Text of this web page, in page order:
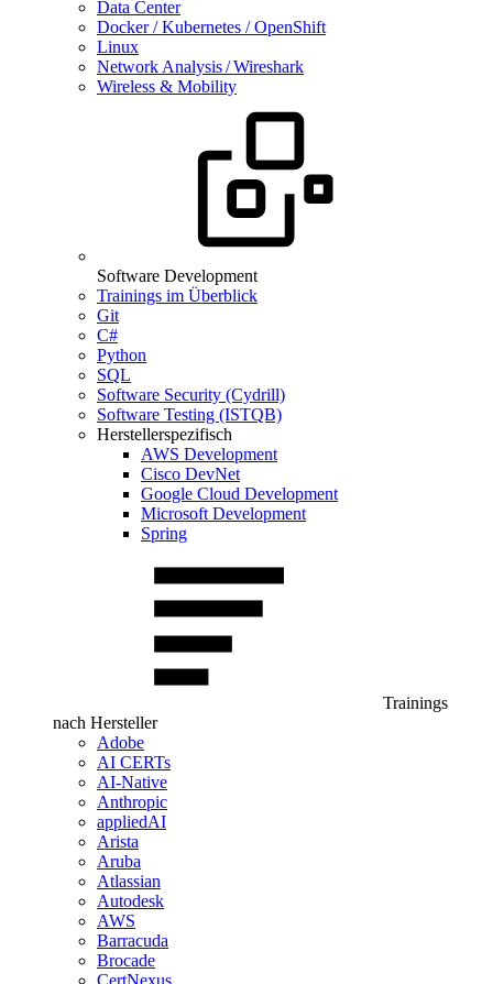
Data Center
Docker / Kubernetes / OpenShift
Linux
Network Analysis / Wireshark
Wireless & Mobility
Software Development
Trainings im Überblick
Git
C#
Python
SQL
Software Security (Cydrill)
Software Testing (ISTQB)
Herstellerspezifisch
AWS Development
Cisco DevNet
Google Cloud Development
Microsoft Development
Spring
Trainings
nach Hersteller
Adobe
AI CERTs
AI-Native
Anthropic
appliedAI
Arista
Aruba
Atlassian
Autodesk
AWS
Barracuda
Brocade
CertNexus